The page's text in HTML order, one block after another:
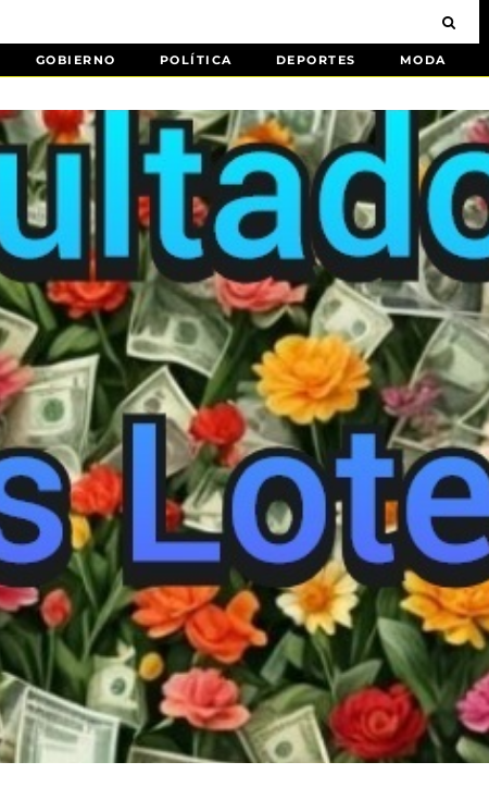
GOBIERNO POLÍTICA DEPORTES MODA